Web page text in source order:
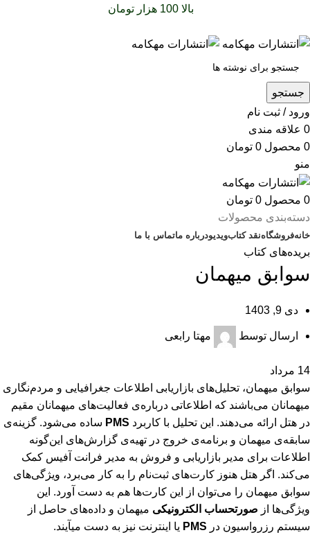
بالا 100 هزار تومان
جستجو
ورود / ثبت نام
0 علاقه مندی
0 محصول 0 تومان
منو
0 محصول 0 تومان
دسته‌بندی محصولات
خانهفروشگاهنقد کتابویدیودرباره‌ ماتماس با ما
بریده‌های کتاب
سوابق میهمان
دی 9, 1403
ارسال توسط مهتا رابعی
14 مرداد
سوابق میهمان، تحلیل‌های بازاریابی اطلاعات جغرافیایی و مردم‌نگاری
میهمانان می‌باشند که اطلاعاتی درباره‌ی فعالیت‌های میهمانان مقیم
در هتل ارائه می‌دهند. این تحلیل با کاربرد PMS ساده می‌شود. گزینه‌ی
سابقه‌ی میهمان و برنامه‌ی خروج در تهیه‌ی گزارش‌های این‌گونه
اطلاعات برای مدیر بازاریابی و فروش به مدیر فرانت آفیس کمک
می‌کند. اگر هتل هنوز کارت‌های ثبت‌نام را به کار می‌برد، ویژگی‌های
سوابق میهمان را می‌توان از این کارت‌ها هم به دست آورد. این
ویژگی‌ها از صورتحساب الکترونیکی میهمان و داده‌های حاصل از
سیستم رزرواسیون در PMS یا اینترنت نیز به دست می‏آیند.